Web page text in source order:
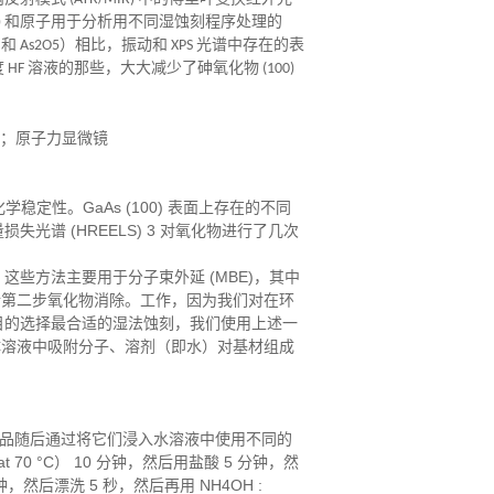
和原子用于分析用不同湿蚀刻程序处理的
As2O5）相比，振动和 XPS 光谱中存在的表
溶液的那些，大大减少了砷氧化物 (100)
原子力显微镜
稳定性。GaAs (100) 表面上存在的不同
失光谱 (HREELS) 3 对氧化物进行了几次
些方法主要用于分子束外延 (MBE)，其中
二步氧化物消除。工作，因为我们对在环
选择最合适的湿法蚀刻，我们使用上述一
液中吸附分子、溶剂（即水）对基材组成
后通过将它们浸入水溶液中使用不同的
70 °C） 10 分钟，然后用盐酸 5 分钟，然
然后漂洗 5 秒，然后再用 NH4OH :